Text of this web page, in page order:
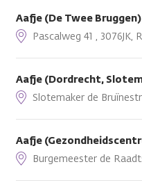
Aafje (De Twee Bruggen)
Pascalweg 41 , 3076JK,
Aafje (Dordrecht,
Slotemaker de
Aafje
Burgemeester de